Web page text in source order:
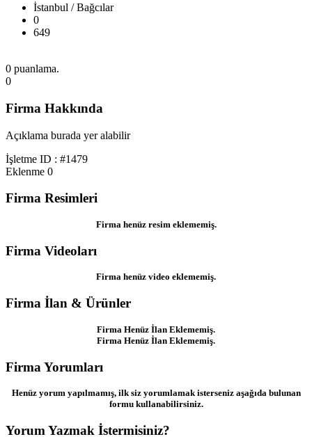
İstanbul / Bağcılar
0
649
0 puanlama.
0
Firma Hakkında
Açıklama burada yer alabilir
İşletme ID : #1479
Eklenme 0
Firma Resimleri
Firma henüz resim eklememiş.
Firma Videoları
Firma henüz video eklememiş.
Firma İlan & Ürünler
Firma Henüz İlan Eklememiş.
Firma Henüz İlan Eklememiş.
Firma Yorumları
Henüz yorum yapılmamış, ilk siz yorumlamak isterseniz aşağıda bulunan
formu kullanabilirsiniz.
Yorum Yazmak İstermisiniz?